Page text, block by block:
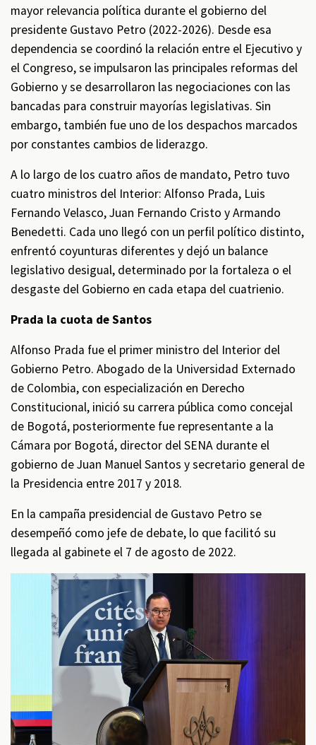
mayor relevancia política durante el gobierno del
presidente Gustavo Petro (2022-2026). Desde esa
dependencia se coordinó la relación entre el Ejecutivo y
el Congreso, se impulsaron las principales reformas del
Gobierno y se desarrollaron las negociaciones con las
bancadas para construir mayorías legislativas. Sin
embargo, también fue uno de los despachos marcados
por constantes cambios de liderazgo.
A lo largo de los cuatro años de mandato, Petro tuvo
cuatro ministros del Interior: Alfonso Prada, Luis
Fernando Velasco, Juan Fernando Cristo y Armando
Benedetti. Cada uno llegó con un perfil político distinto,
enfrentó coyunturas diferentes y dejó un balance
legislativo desigual, determinado por la fortaleza o el
desgaste del Gobierno en cada etapa del cuatrienio.
Prada la cuota de Santos
Alfonso Prada fue el primer ministro del Interior del
Gobierno Petro. Abogado de la Universidad Externado
de Colombia, con especialización en Derecho
Constitucional, inició su carrera pública como concejal
de Bogotá, posteriormente fue representante a la
Cámara por Bogotá, director del SENA durante el
gobierno de Juan Manuel Santos y secretario general de
la Presidencia entre 2017 y 2018.
En la campaña presidencial de Gustavo Petro se
desempeñó como jefe de debate, lo que facilitó su
llegada al gabinete el 7 de agosto de 2022.